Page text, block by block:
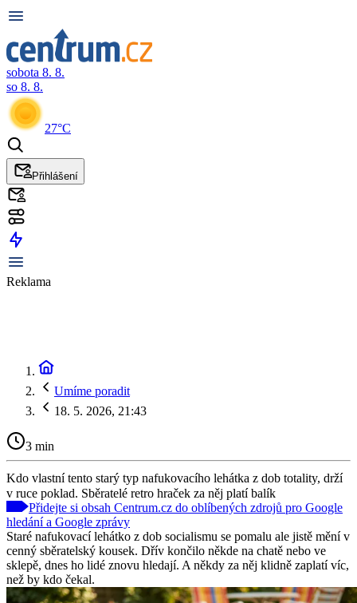
sobota 8. 8.
so 8. 8.
27°C
Přihlášení
Reklama
Umíme poradit
18. 5. 2026, 21:43
3 min
Kdo vlastní tento starý typ nafukovacího lehátka z dob totality, drží
v ruce poklad. Sběratelé retro hraček za něj platí balík
Přidejte si obsah Centrum.cz do oblíbených zdrojů pro Google
hledání a Google zprávy
Staré nafukovací lehátko z dob socialismu se pomalu ale jistě mění v
cenný sběratelský kousek. Dřív končilo někde na chatě nebo ve
sklepě, dnes ho lidé znovu hledají. A někdy za něj klidně zaplatí víc,
než by kdo čekal.